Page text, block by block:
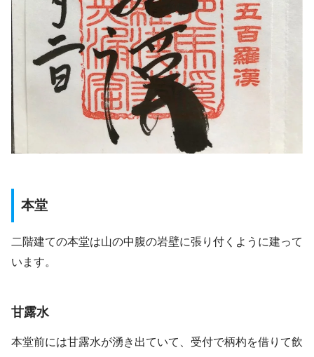
本堂
二階建ての本堂は山の中腹の岩壁に張り付くように建って
います。
甘露水
本堂前には甘露水が湧き出ていて、受付で柄杓を借りて飲